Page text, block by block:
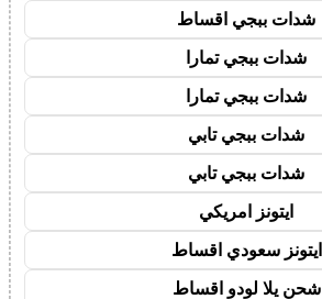
شدات ببجي اقساط
شدات ببجي تمارا
شدات ببجي تمارا
شدات ببجي تابي
شدات ببجي تابي
ايتونز امريكي
ايتونز سعودي اقساط
شحن يلا لودو اقساط